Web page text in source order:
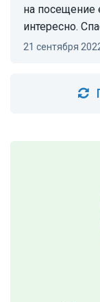
на посещение
интересно.
21 сентября